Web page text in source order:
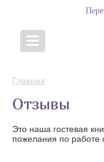
Главная
Отзывы
Это наша гостевая
пожелания по работе